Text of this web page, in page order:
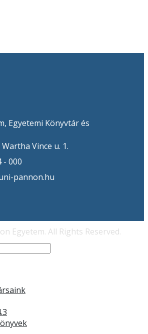
Egyetemi Könyvtár és
Vince u. 1.
- 000
pannon.hu
Egyetem. All Rights Reserved.